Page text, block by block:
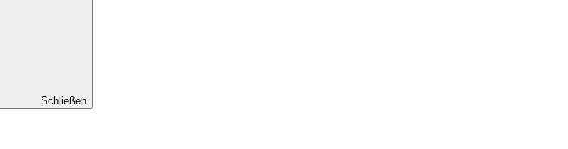
Schließen